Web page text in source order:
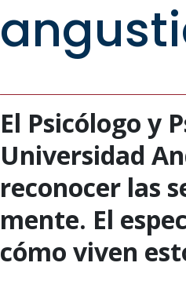
El Psicólogo y
Universidad
reconocer las
mente. El
cómo viven